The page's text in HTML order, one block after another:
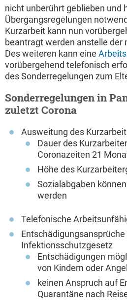
nicht unberührt geblieben und
Übergangsregelungen
Kurzarbeit kann nun
beantragt werden anstelle der
Des weiteren kann eine
vorübergehend telefonisch
des Sonderregelungen zum
Sonderregelungen in
zuletzt Corona
Ausweitung des
Dauer des
Coronazeiten 21
Höhe des
Sozialabgaben
werden
Telefonische
Infektionsschutzgesetz
Entschädigungen
von Kindern oder
keinen Anspruch auf
Quarantäne nach